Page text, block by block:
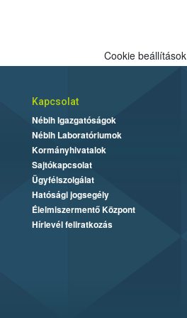
Cookie beállítások
Kapcsolat
Nébih Igazgatóságok
Nébih Laboratóriumok
Kormányhivatalok
Sajtókapcsolat
Ügyfélszolgálat
Hatósági jogsegély
Élelmiszermentő Központ
Hírlevél feliratkozás